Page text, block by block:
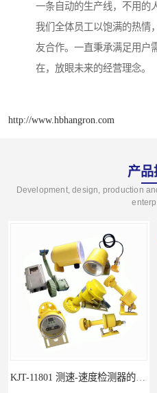
一条自动的生产线，不用的
我们全体员工以饱满的热情
友合作。一直秉承满足用户
在，放眼未来的经营理念。
http://www.hbhangron.com
产品
Development, design, production
KJT-11801 测速-速度检测器的技术参数与应用